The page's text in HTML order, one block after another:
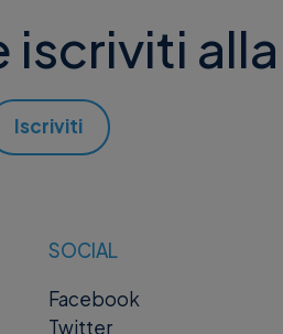
iscriviti
Iscriviti
SOCIAL
Facebook
Twitter